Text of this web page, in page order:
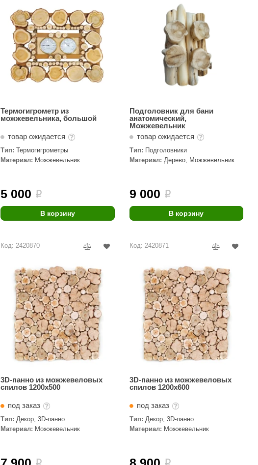
Термогигрометр из
можжевельника, большой
товар ожидается
Тип: Термогигрометры
Материал: Можжевельник
5 000 i
В корзину
Подголовник для бани
анатомический,
Можжевельник
товар ожидается
Тип: Подголовники
Материал: Дерево, Можжевельник
9 000 i
В корзину
Код: 2420870
3D-панно из можжевеловых
спилов 1200х500
под заказ
Тип: Декор, 3D-панно
Материал: Можжевельник
i
Код: 2420871
3D-панно из можжевеловых
спилов 1200х600
под заказ
Тип: Декор, 3D-панно
Материал: Можжевельник
i